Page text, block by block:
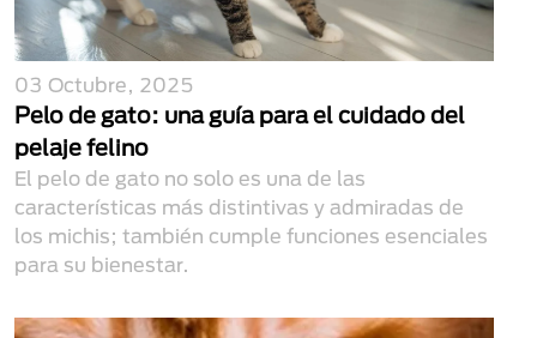
03 Octubre, 2025
Pelo de gato: una guía para el cuidado del
pelaje felino
El pelo de gato no solo es una de las
características más distintivas y admiradas de
los michis; también cumple funciones esenciales
para su bienestar.